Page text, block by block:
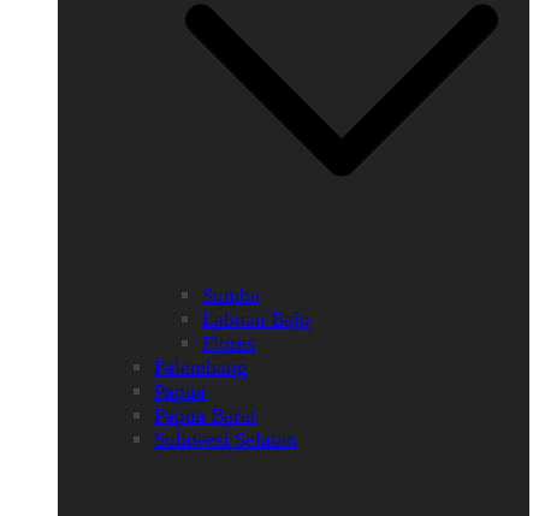
Sumba
Labuan Bajo
Flores
Palembang
Papua
Papua Barat
Sulawesi Selatan